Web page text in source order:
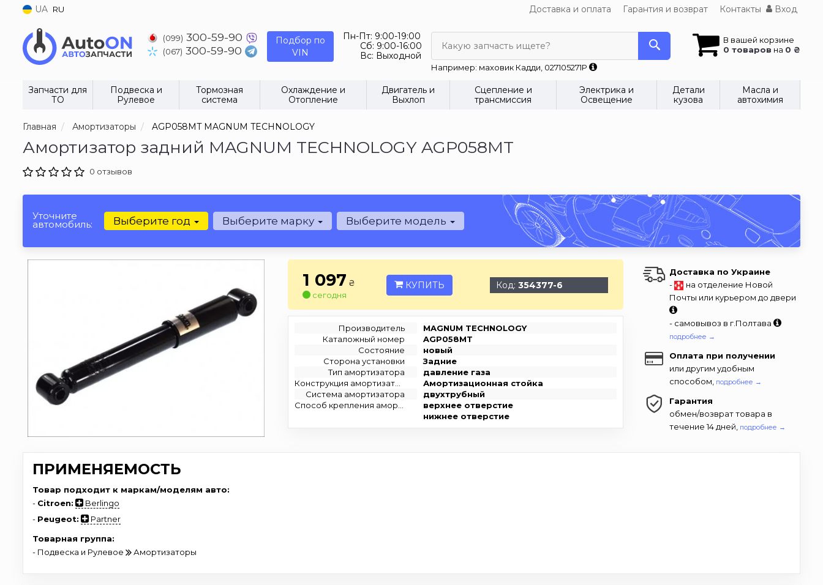
UA RU Доставка и оплата Гарантия и возврат Контакты Вход
(099) 300-59-90
(067) 300-59-90
Подбор по
VIN
Пн-Пт: 9:00-19:00
Сб: 9:00-16:00
Вс: Выходной
В вашей корзине
0 товаров на 0 ₴
Какую запчасть ищете?
Например: маховик Кадди, 027105271P
Запчасти для
ТО
Подвеска и
Рулевое
Тормозная
система
Охлаждение и
Отопление
Двигатель и
Выхлоп
Сцепление и
трансмиссия
Электрика и
Освещение
Детали
кузова
Масла и
автохимия
Главная Амортизаторы AGP058MT MAGNUM TECHNOLOGY
Амортизатор задний MAGNUM TECHNOLOGY AGP058MT
0 отзывов
Уточните
автомобиль: Выберите год Выберите марку Выберите модель
1 097 ₴
сегодня
КУПИТЬ Код:354377-6
Производитель
MAGNUM TECHNOLOGY
Каталожный номер
AGP058MT
Состояние
новый
Сторона установки
Задние
Тип амортизатора
давление газа
Амортизационная стойка
Система амортизатора
двухтрубный
верхнее отверстие
нижнее отверстие
Доставка по Украине
-
на отделение Новой
Почты или курьером до двери
- самовывоз в г.Полтава
подробнее →
Оплата при получении
или другим удобным
способом, подробнее →
Гарантия
обмен/возврат товара в
течение 14 дней, подробнее →
ПРИМЕНЯЕМОСТЬ
Товар подходит к маркам/моделям авто:
- Citroen:
Berlingo
- Peugeot:
Partner
Товарная группа:
- Подвеска и Рулевое
Амортизаторы